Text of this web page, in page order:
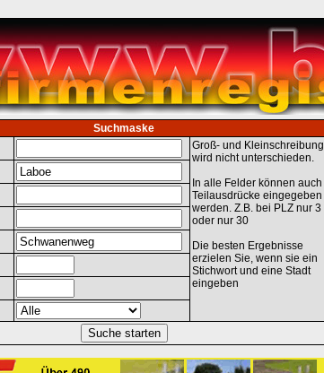
Suchmaske
Groß- und Kleinschreibung
wird nicht unterschieden.
In alle Felder können auch
Teilausdrücke eingegeben
werden. Z.B. bei PLZ nur 3
oder nur 30
Die besten Ergebnisse
erzielen Sie, wenn sie ein
Stichwort und eine Stadt
eingeben